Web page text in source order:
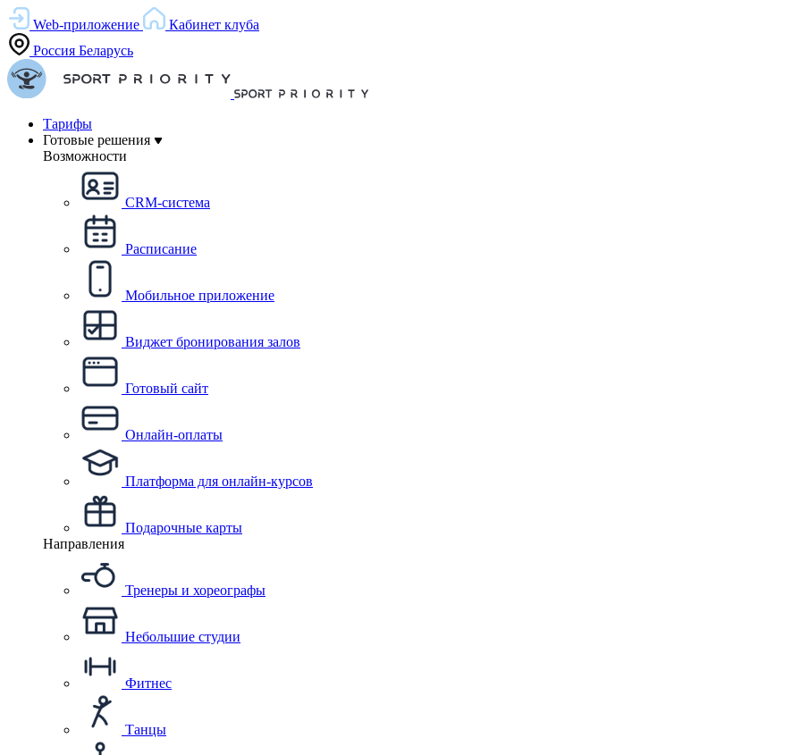
Web-приложение
Кабинет клуба
Россия Беларусь
Тарифы
Готовые решения
Возможности
CRM-система
Расписание
Мобильное приложение
Виджет бронирования залов
Готовый сайт
Онлайн-оплаты
Платформа для онлайн-курсов
Подарочные карты
Направления
Тренеры и хореографы
Небольшие студии
Фитнес
Танцы